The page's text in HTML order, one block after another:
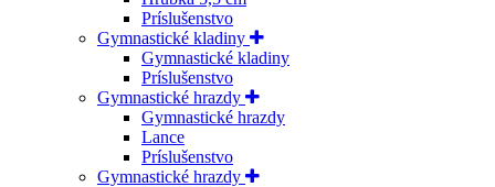
Príslušenstvo
Gymnastické kladiny
Gymnastické kladiny
Príslušenstvo
Gymnastické hrazdy
Gymnastické hrazdy
Lance
Príslušenstvo
Gymnastické hrazdy